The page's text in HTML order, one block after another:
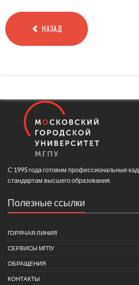
НАЗАД
С 1995 года готовим профессиональные
стандартам высшего образования.
Полезные ссылки
ГОРЯЧАЯ ЛИНИЯ
СЕРВИСЫ МГПУ
ОБРАЩЕНИЯ
КОНТАКТЫ